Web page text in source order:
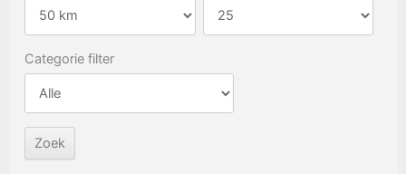
Categorie filter